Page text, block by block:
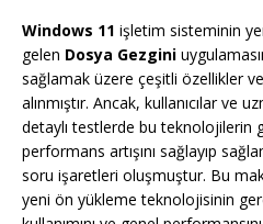
Windows 11 işletim sisteminin
gelen Dosya Gezgini
sağlamak üzere çeşitli özellikler
alınmıştır. Ancak, kullanıcılar ve
detaylı testlerde bu teknolojilerin
performans artışını sağlayıp
soru işaretleri oluşmuştur. Bu
yeni ön yükleme teknolojisinin